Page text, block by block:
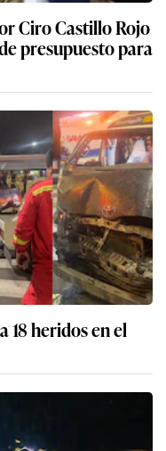
Ciro Castillo Rojo
presupuesto para
18 heridos en el